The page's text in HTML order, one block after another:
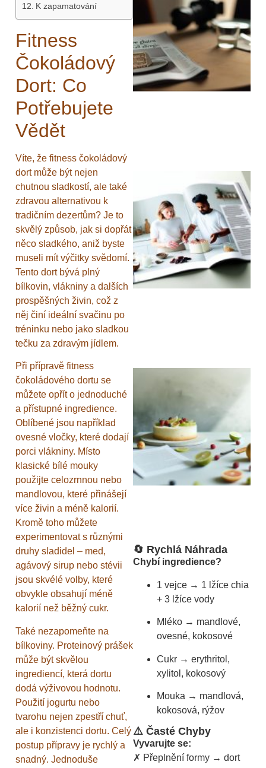
K zapamatování
Fitness
Čokoládový
Dort: Co
Potřebujete
Vědět
Víte, že fitness čokoládový
dort může být nejen
chutnou sladkostí, ale také
zdravou alternativou k
tradičním dezertům? Je to
skvělý způsob, jak si dopřát
něco sladkého, aniž byste
museli mít výčitky svědomí.
Tento dort bývá plný
bílkovin, vlákniny a dalších
prospěšných živin, což z
něj činí ideální svačinu po
tréninku nebo jako sladkou
tečku za zdravým jídlem.
Při přípravě fitness
čokoládového dortu se
můžete opřít o jednoduché
a přístupné ingredience.
Oblíbené jsou například
ovesné vločky, které dodají
porci vlákniny. Místo
klasické bílé mouky
použijte celozrnnou nebo
mandlovou, které přinášejí
více živin a méně kalorií.
Kromě toho můžete
experimentovat s různými
druhy sladidel – med,
agávový sirup nebo stévii
jsou skvélé volby, které
obvykle obsahují méně
kalorií než běžný cukr.
Také nezapomeňte na
bílkoviny. Proteinový prášek
může být skvělou
ingrediencí, která dortu
dodá výživovou hodnotu.
Použití jogurtu nebo
tvarohu nejen zpestří chuť,
ale i konzistenci dortu. Celý
postup přípravy je rychlý a
snadný. Jednoduše
🔄 Rychlá Náhrada
Chybí ingredience?
1 vejce → 1 lžíce chia
+ 3 lžíce vody
Mléko → mandlové,
ovesné, kokosové
Cukr → erythritol,
xylitol, kokosový
Mouka → mandlová,
kokosová, rýžov
⚠️ Časté Chyby
Vyvarujte se:
✗ Přeplnění formy → dort